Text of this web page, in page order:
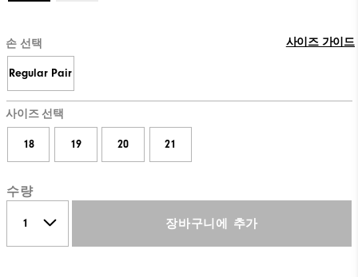
손 선택 사이즈 가이드
Regular Pair
사이즈 선택
18 19 20 21
수량
장바구니에 추가